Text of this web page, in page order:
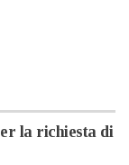
la richiesta di